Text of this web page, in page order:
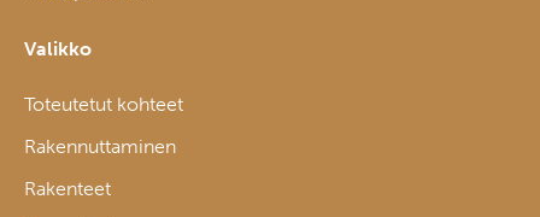
Valikko
Toteutetut kohteet
Rakennuttaminen
Rakenteet